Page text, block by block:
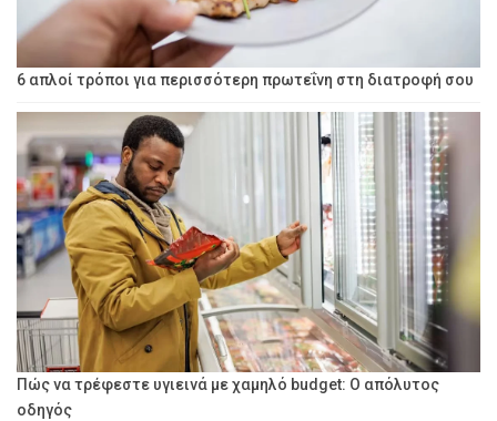
6 απλοί τρόποι για περισσότερη πρωτεΐνη στη διατροφή σου
Πώς να τρέφεστε υγιεινά με χαμηλό budget: Ο απόλυτος
οδηγός